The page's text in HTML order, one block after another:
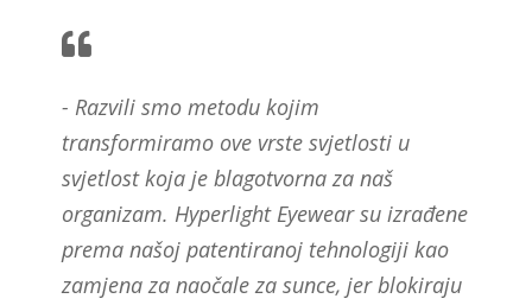
- Razvili smo metodu kojim
transformiramo ove vrste svjetlosti u
svjetlost koja je blagotvorna za naš
organizam. Hyperlight Eyewear su izrađene
prema našoj patentiranoj tehnologiji kao
zamjena za naočale za sunce, jer blokiraju